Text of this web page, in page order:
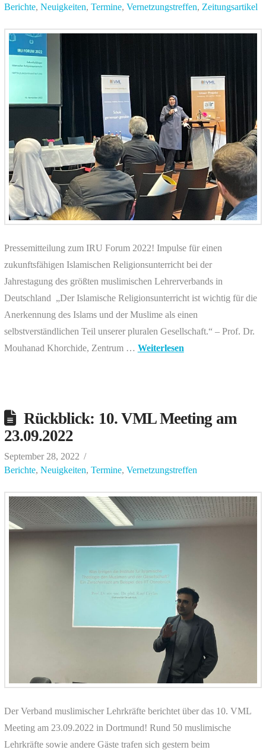
Berichte, Neuigkeiten, Termine, Vernetzungstreffen, Zeitungsartikel
Pressemitteilung zum IRU Forum 2022! Impulse für einen
zukunftsfähigen Islamischen Religionsunterricht bei der
Jahrestagung des größten muslimischen Lehrerverbands in
Deutschland „Der Islamische Religionsunterricht ist wichtig für die
Anerkennung des Islams und der Muslime als einen
selbstverständlichen Teil unserer pluralen Gesellschaft.“ – Prof. Dr.
Mouhanad Khorchide, Zentrum … Weiterlesen
Rückblick: 10. VML Meeting am
23.09.2022
September 28, 2022
Berichte, Neuigkeiten, Termine, Vernetzungstreffen
Der Verband muslimischer Lehrkräfte berichtet über das 10. VML
Meeting am 23.09.2022 in Dortmund! Rund 50 muslimische
Lehrkräfte sowie andere Gäste trafen sich gestern beim